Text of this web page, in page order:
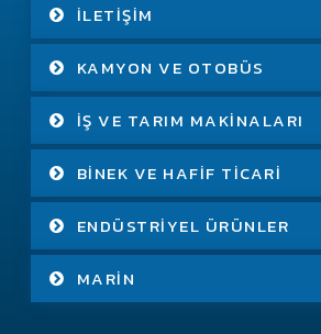
İLETIŞIM
KAMYON VE OTOBÜS
İŞ VE TARIM MAKINALARI
BINEK VE HAFIF TICARI
ENDÜSTRIYEL ÜRÜNLER
MARIN